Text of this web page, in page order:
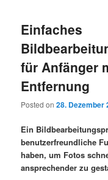
Einfaches
für Anfänger
Entfernung
Posted on28. Dezember
Ein
benutzerfreundliche
haben, um Fotos
ansprechender zu